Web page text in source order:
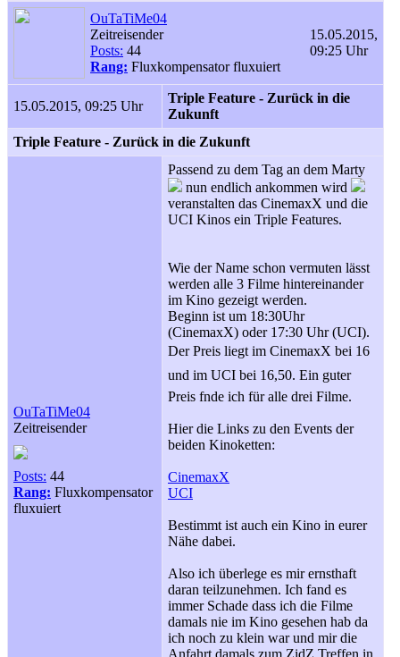
OuTaTiMe04
Zeitreisender
Posts: 44
Rang: Fluxkompensator fluxuiert
15.05.2015,
09:25 Uhr
15.05.2015, 09:25 Uhr
Triple Feature - Zurück in die
Zukunft
Triple Feature - Zurück in die Zukunft
OuTaTiMe04
Zeitreisender
Posts: 44
Rang: Fluxkompensator
fluxuiert
Passend zu dem Tag an dem Marty
nun endlich ankommen wird
veranstalten das CinemaxX und die
UCI Kinos ein Triple Features.
Wie der Name schon vermuten lässt
werden alle 3 Filme hintereinander
im Kino gezeigt werden.
Beginn ist um 18:30Uhr
(CinemaxX) oder 17:30 Uhr (UCI).
Der Preis liegt im CinemaxX bei 16
und im UCI bei 16,50. Ein guter
Preis fnde ich für alle drei Filme.
Hier die Links zu den Events der
beiden Kinoketten:
CinemaxX
UCI
Bestimmt ist auch ein Kino in eurer
Nähe dabei.
Also ich überlege es mir ernsthaft
daran teilzunehmen. Ich fand es
immer Schade dass ich die Filme
damals nie im Kino gesehen hab da
ich noch zu klein war und mir die
Anfahrt damals zum ZidZ Treffen in